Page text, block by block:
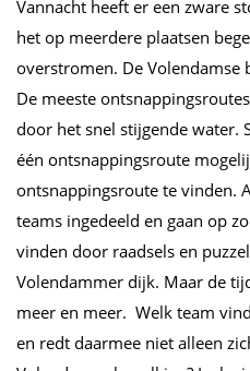
Vannacht heeft er een zware
het op meerdere plaatsen
overstromen. De Volendamse
De meeste
door het snel stijgende water.
één ontsnappingsroute
ontsnappingsroute te vinden.
teams ingedeeld en gaan op
vinden door raadsels en
Volendammer dijk. Maar de
meer en meer. Welk team
en redt daarmee niet alleen